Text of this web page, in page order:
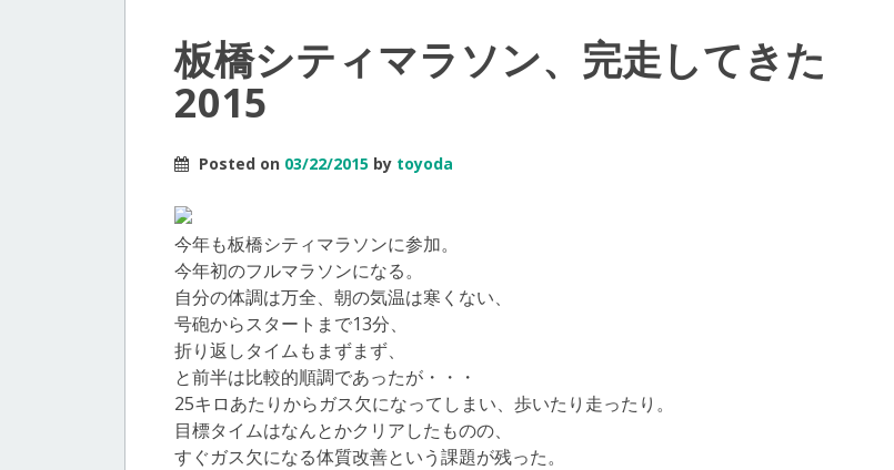
板橋シティマラソン、完走してきた
2015
Posted on 03/22/2015 by toyoda
今年も板橋シティマラソンに参加。
今年初のフルマラソンになる。
自分の体調は万全、朝の気温は寒くない、
号砲からスタートまで13分、
折り返しタイムもまずまず、
と前半は比較的順調であったが・・・
25キロあたりからガス欠になってしまい、歩いたり走ったり。
目標タイムはなんとかクリアしたものの、
すぐガス欠になる体質改善という課題が残った。